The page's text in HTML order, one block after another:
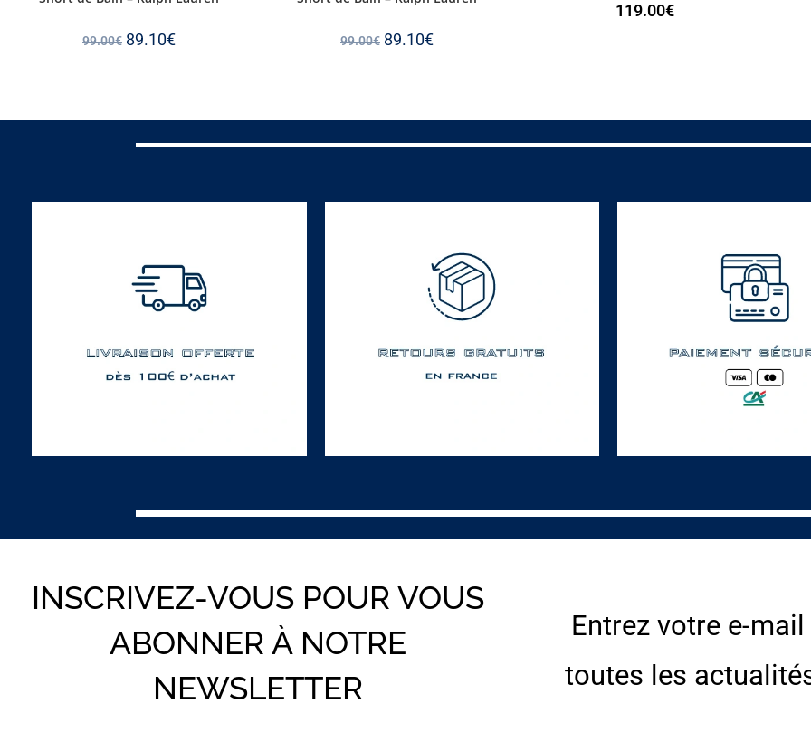
99.00€ 89.10€ 99.00€ 89.10€
119.00€
INSCRIVEZ-VOUS POUR VOUS
ABONNER À NOTRE
NEWSLETTER
Entrez votre e-
toutes les